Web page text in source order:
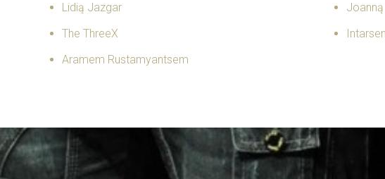
Lidią Jazgar
Joanną
The ThreeX
Aramem Rustamyantsem